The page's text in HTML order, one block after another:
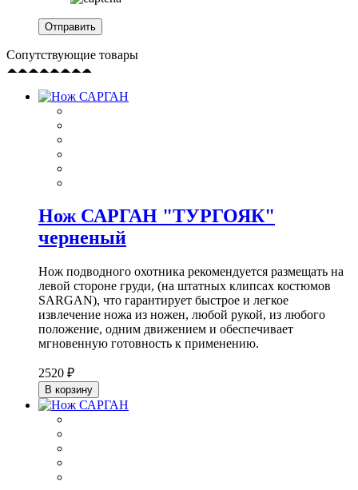
Сопутствующие товары
Нож САРГАН "ТУРГОЯК"
черненый
Нож подводного охотника рекомендуется размещать на
левой стороне груди, (на штатных клипсах костюмов
SARGAN), что гарантирует быстрое и легкое
извлечение ножа из ножен, любой рукой, из любого
положение, одним движением и обеспечивает
мгновенную готовность к применению.
2520 ₽
В корзину